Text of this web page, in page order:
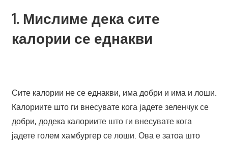
1. Мислиме дека сите
калории се еднакви
Сите калории не се еднакви, има добри и има и лоши.
Калориите што ги внесувате кога јадете зеленчук се
добри, додека калориите што ги внесувате кога
јадете голем хамбургер се лоши. Ова е затоа што